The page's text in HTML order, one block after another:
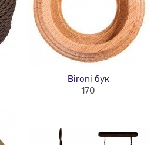
Bironi бук
170